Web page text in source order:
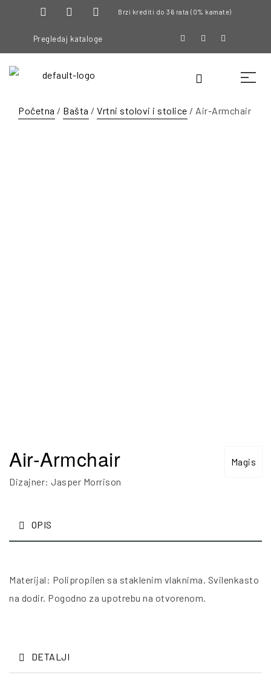
Brzi krediti do 36 rata (0% kamate)
Pregledaj kataloge
Početna / Bašta / Vrtni stolovi i stolice / Air-Armchair
Magis
Air-Armchair
Dizajner: Jasper Morrison
OPIS
Materijal: Polipropilen sa staklenim vlaknima. Svilenkasto
na dodir. Pogodno za upotrebu na otvorenom.
DETALJI